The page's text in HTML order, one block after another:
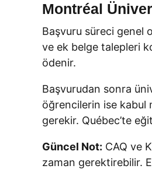
Montréal
Başvuru süreci genel
ve ek belge talepleri
ödenir.
Başvurudan sonra
öğrencilerin ise kabul
gerekir. Québec’te
Güncel Not: CAQ ve
zaman gerektirebilir.